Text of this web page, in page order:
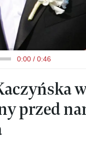
0:00 / 0:46
przed